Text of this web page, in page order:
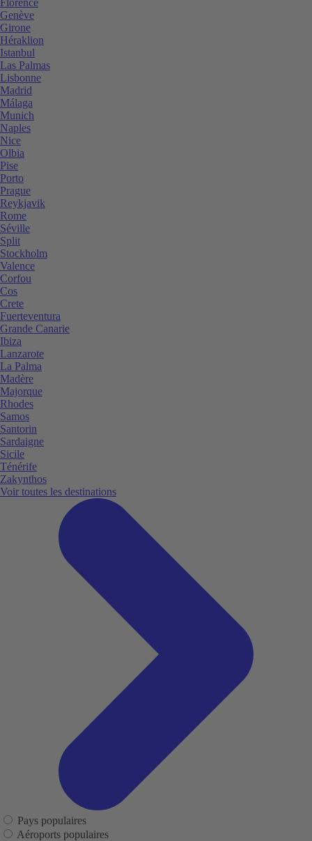
Genève
Girone
Héraklion
Istanbul
Las Palmas
Lisbonne
Madrid
Málaga
Munich
Naples
Nice
Olbia
Pise
Porto
Prague
Reykjavik
Rome
Séville
Split
Stockholm
Valence
Corfou
Cos
Crete
Fuerteventura
Grande Canarie
Ibiza
Lanzarote
La Palma
Madère
Majorque
Rhodes
Samos
Santorin
Sardaigne
Sicile
Ténérife
Zakynthos
Voir toutes les destinations
Pays populaires
Aéroports populaires